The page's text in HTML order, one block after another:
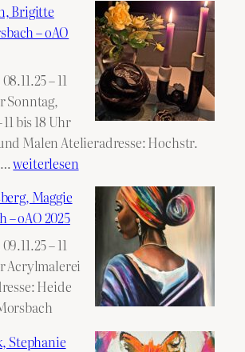
Brigitte
– oAO
– 11
Sonntag,
11 bis 18 Uhr
Malen Atelieradresse: Hochstr.
25.
Brigitte
Gummersbach
–
oAO
2025
weiterlesen
Maggie
– oAO 2025
– 11
Acrylmalerei
Heide
Stephanie